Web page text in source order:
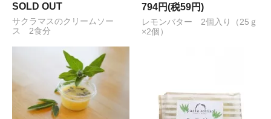
SOLD OUT
サクラマスのクリームソー
ス 2食分
794円(税59円)
レモンバター 2個入り（25ｇ
×2個）